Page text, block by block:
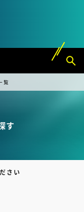
覧
す
さい